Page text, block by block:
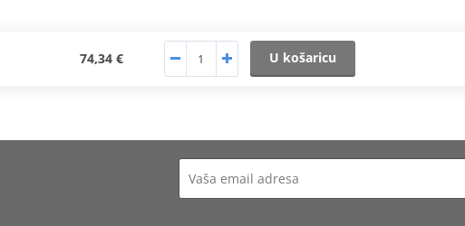
74,34 € U košaricu